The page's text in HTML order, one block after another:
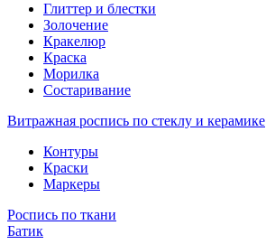
Глиттер и блестки
Золочение
Кракелюр
Краска
Морилка
Состаривание
Витражная роспись по стеклу и керамике
Контуры
Краски
Маркеры
Роспись по ткани
Батик